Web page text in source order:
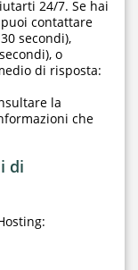
24/7. Se hai
contattare
secondi),
o
di risposta:
la
che
di